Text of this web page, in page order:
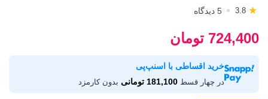
3.8 ★ 5 دیدگاه
724,400 تومان
خرید اقساطی با اسنپ‌پی
در چهار قسط 181,100 تومانی بدون کارمزد